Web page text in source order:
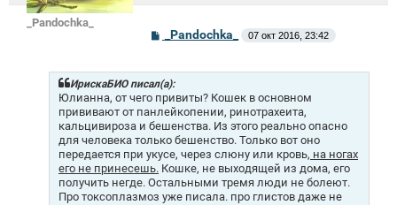
_Pandochka_
б
щ
е
н
и
е
_Pandochka_ 07 окт 2016, 23:42
ИрискаБИО писал(а):
Юлианна, от чего привиты? Кошек в основном
прививают от панлейкопении, ринотрахеита,
кальцивироза и бешенства. Из этого реально опасно
для человека только бешенство. Только вот оно
передается при укусе, через слюну или кровь, на ногах
его не принесешь. Кошке, не выходящей из дома, его
получить негде. Остальными тремя люди не болеют.
Про токсоплазмоз уже писала. про глистов даже не